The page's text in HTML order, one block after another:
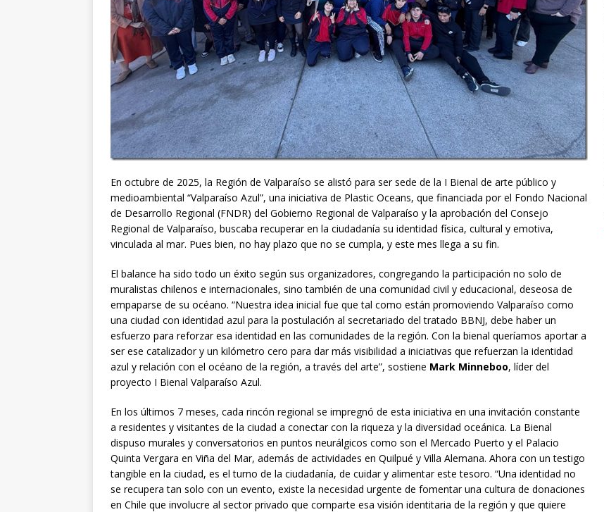
En octubre de 2025, la Región de Valparaíso se alistó para ser sede de la I Bienal de arte público y
medioambiental “Valparaíso Azul”, una iniciativa de Plastic Oceans, que financiada por el Fondo Nacional
de Desarrollo Regional (FNDR) del Gobierno Regional de Valparaíso y la aprobación del Consejo
Regional de Valparaíso, buscaba recuperar en la ciudadanía su identidad física, cultural y emotiva,
vinculada al mar. Pues bien, no hay plazo que no se cumpla, y este mes llega a su fin.
El balance ha sido todo un éxito según sus organizadores, congregando la participación no solo de
muralistas chilenos e internacionales, sino también de una comunidad civil y educacional, deseosa de
empaparse de su océano. “Nuestra idea inicial fue que tal como están promoviendo Valparaíso como
una ciudad con identidad azul para la postulación al secretariado del tratado BBNJ, debe haber un
esfuerzo para reforzar esa identidad en las comunidades de la región. Con la bienal queríamos aportar a
ser ese catalizador y un kilómetro cero para dar más visibilidad a iniciativas que refuerzan la identidad
azul y relación con el océano de la región, a través del arte”, sostiene Mark Minneboo, líder del
proyecto I Bienal Valparaíso Azul.
En los últimos 7 meses, cada rincón regional se impregnó de esta iniciativa en una invitación constante
a residentes y visitantes de la ciudad a conectar con la riqueza y la diversidad oceánica. La Bienal
dispuso murales y conversatorios en puntos neurálgicos como son el Mercado Puerto y el Palacio
Quinta Vergara en Viña del Mar, además de actividades en Quilpué y Villa Alemana. Ahora con un testigo
tangible en la ciudad, es el turno de la ciudadanía, de cuidar y alimentar este tesoro. “Una identidad no
se recupera tan solo con un evento, existe la necesidad urgente de fomentar una cultura de donaciones
en Chile que involucre al sector privado que comparte esa visión identitaria de la región y que quiere